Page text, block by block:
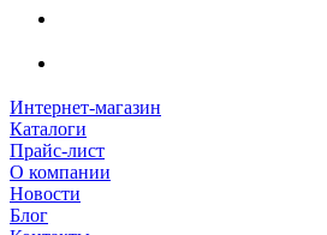
Интернет-магазин
Каталоги
Прайс-лист
О компании
Новости
Блог